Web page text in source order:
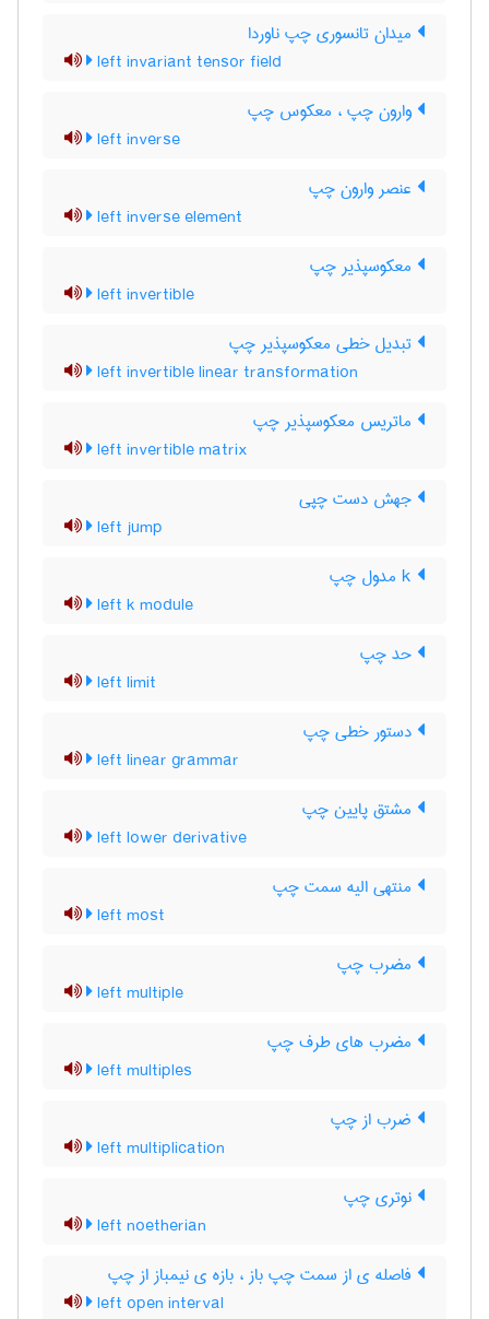
میدان تانسوری چپ ناوردا
left invariant tensor field
وارون چپ ، معکوس چپ
left inverse
عنصر وارون چپ
left inverse element
معکوسپذیر چپ
left invertible
تبدیل خطی معکوسپذیر چپ
left invertible linear transformation
ماتریس معکوسپذیر چپ
left invertible matrix
جهش دست چپی
left jump
left k module
حد چپ
left limit
دستور خطی چپ
left linear grammar
مشتق پایین چپ
left lower derivative
منتهی الیه سمت چپ
left most
مضرب چپ
left multiple
مضرب های طرف چپ
left multiples
ضرب از چپ
left multiplication
نوتری چپ
left noetherian
فاصله ی از سمت چپ باز ، بازه ی نیمباز از چپ
left open interval